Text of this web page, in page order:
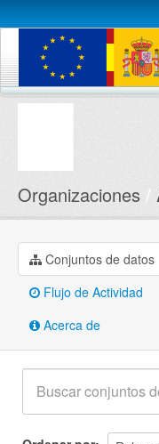
Conjuntos de datos
Organizaciones
Conjuntos de datos
Flujo de Actividad
Acerca de